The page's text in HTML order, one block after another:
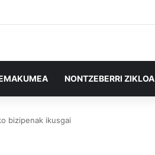
NONTZEBERRI ZIKLOA
bizipenak ikusgai